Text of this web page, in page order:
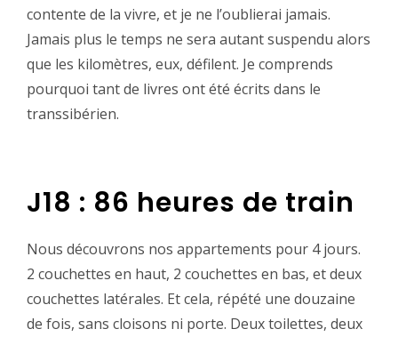
contente de la vivre, et je ne l’oublierai jamais.
Jamais plus le temps ne sera autant suspendu alors
que les kilomètres, eux, défilent. Je comprends
pourquoi tant de livres ont été écrits dans le
transsibérien.‬
J18 : 86 heures de train‬‪
‪Nous découvrons nos appartements pour 4 jours.
2 couchettes en haut, 2 couchettes en bas, et deux
couchettes latérales. Et cela, répété une douzaine
de fois, sans cloisons ni porte. Deux toilettes, deux